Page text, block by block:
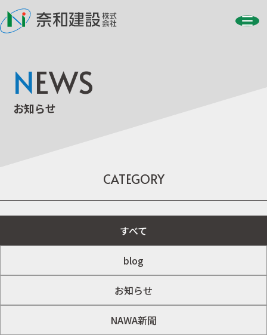
NEWS
お知らせ
CATEGORY
すべて
blog
お知らせ
NAWA新聞